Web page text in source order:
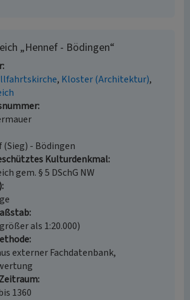
„Hennef - Bödingen“
Kloster (Architektur)
(Sieg) - Bödingen
Kulturdenkmal
gem. § 5 DSchG NW
als 1:20.000)
externer Fachdatenbank,
1360